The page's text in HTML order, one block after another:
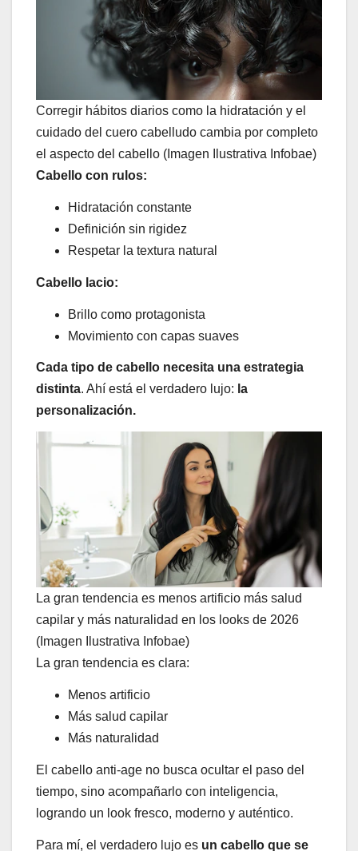
Corregir hábitos diarios como la hidratación y el
cuidado del cuero cabelludo cambia por completo
el aspecto del cabello (Imagen Ilustrativa Infobae)
Cabello con rulos:
Hidratación constante
Definición sin rigidez
Respetar la textura natural
Cabello lacio:
Brillo como protagonista
Movimiento con capas suaves
Cada tipo de cabello necesita una estrategia
distinta. Ahí está el verdadero lujo: la
personalización.
La gran tendencia es menos artificio más salud
capilar y más naturalidad en los looks de 2026
(Imagen Ilustrativa Infobae)
La gran tendencia es clara:
Menos artificio
Más salud capilar
Más naturalidad
El cabello anti-age no busca ocultar el paso del
tiempo, sino acompañarlo con inteligencia,
logrando un look fresco, moderno y auténtico.
Para mí, el verdadero lujo es un cabello que se